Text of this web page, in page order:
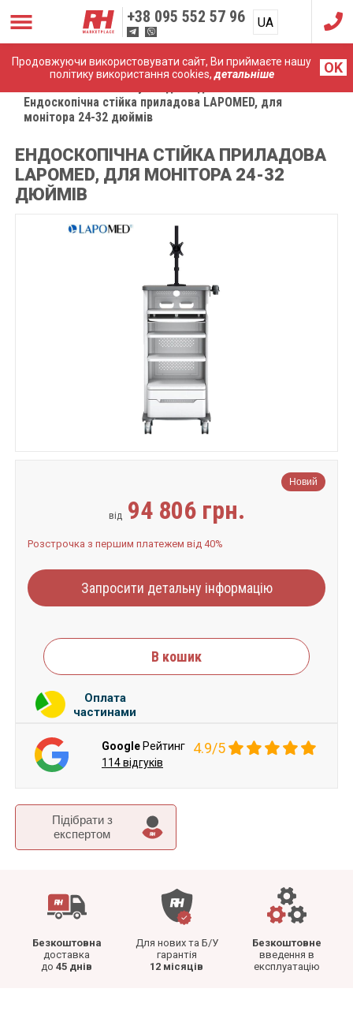
Продовжуючи використовувати сайт, Ви приймаєте нашу
політику використання cookies,детальніше OK
+38 095 552 57 96 UA
RU
Ендоскопічна стійка приладова LAPOMED, для
монітора 24-32 дюймів
ЕНДОСКОПІЧНА СТІЙКА ПРИЛАДОВА
LAPOMED, ДЛЯ МОНІТОРА 24-32
ДЮЙМІВ
Підібрати з
експертом
Безкоштовна
доставка
до 45 днів
Для нових та Б/У
гарантія
12 місяців
Безкоштовне
введення в
експлуатацію
Новий
від 94 806 грн.
Розстрочка з першим платежем від 40%
Запросити детальну інформацію
В кошик
Оплата
частинами
Google Рейтинг 4.9/5
114 відгуків